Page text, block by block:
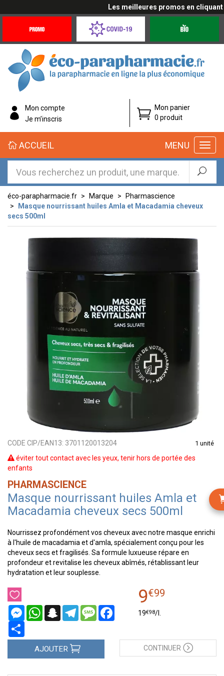
Les meilleures promos en cliquant
Offres
Coronavirus
éco-
parapharmacie.fr
éco-
parapharmacie.fr
Mon compte
Je m’inscris
Mon panier
0 produit
MENU
ACCUEIL
éco-parapharmacie.fr Marque
Pharmascience
Masque nourrissant huiles Amla et Macadamia cheveux
secs 500ml
CODE CIP/EAN13: 3701120013204 1 unité
éviter tout contact avec les yeux, tenir hors de portée des
enfants
PHARMASCIENCE
Masque nourrissant huiles Amla et
Macadamia cheveux secs 500ml
Nourrissez profondément vos cheveux avec notre masque enrichi
à l'huile de macadamia et d'amla, spécialement conçu pour les
cheveux secs et fragilisés. Sa formule luxueuse répare en
profondeur et revitalise les cheveux abîmés, rétablissant leur
hydratation et leur souplesse.
MessengerWhatsAppSnapchatTelegramMessageFacebook
9€99
19€98/
AJOUTER CONTINUER